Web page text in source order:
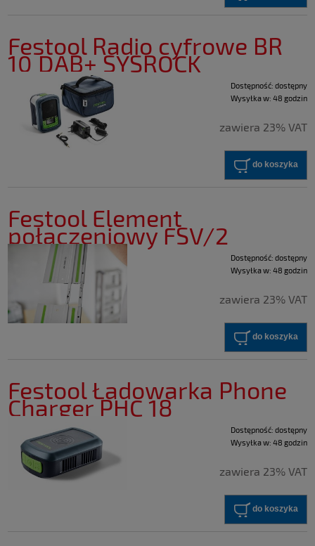
Festool Radio cyfrowe BR
10 DAB+ SYSROCK
Dostępność: dostępny
Wysyłka w: 48 godzin
zawiera 23% VAT
do koszyka
Festool Element
połączeniowy FSV/2
Dostępność: dostępny
Wysyłka w: 48 godzin
zawiera 23% VAT
do koszyka
Festool Ładowarka Phone
Charger PHC 18
Dostępność: dostępny
Wysyłka w: 48 godzin
zawiera 23% VAT
do koszyka